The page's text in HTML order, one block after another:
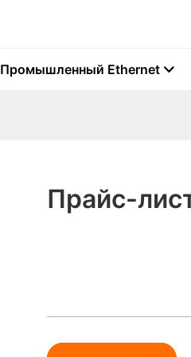
Промышленный Ethernet
Прайс-